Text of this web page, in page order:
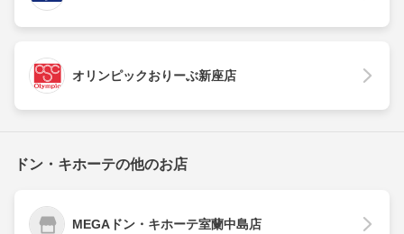
オリンピックおりーぶ新座店
ドン・キホーテの他のお店
MEGAドン・キホーテ室蘭中島店